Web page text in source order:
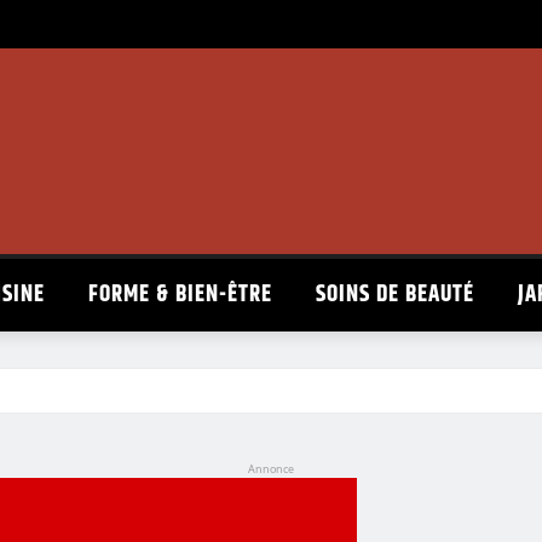
FORME & BIEN-ÊTRE SOINS DE BEAUTÉ
Annonce